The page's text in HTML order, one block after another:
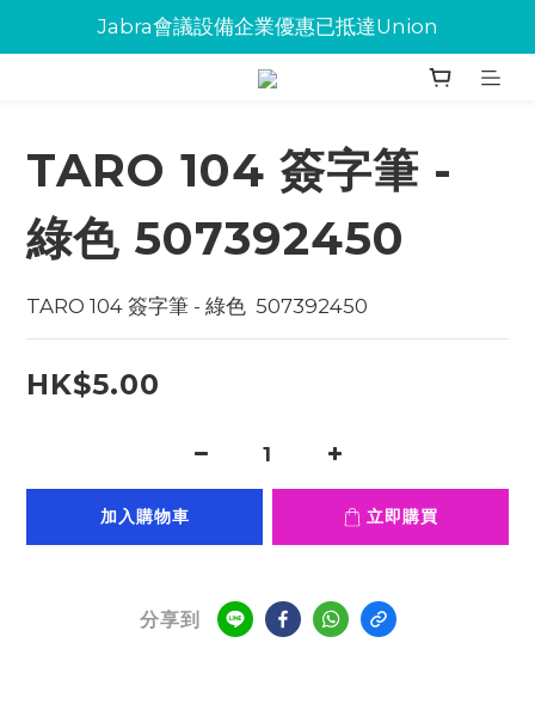
Jabra會議設備企業優惠已抵達Union
Jabra會議設備企業優惠已抵達Union
環保碳粉歡迎大量下單
TARO 104 簽字筆 -
綠色 507392450
TARO 104 簽字筆 - 綠色  507392450
HK$5.00
加入購物車 立即購買
分享到